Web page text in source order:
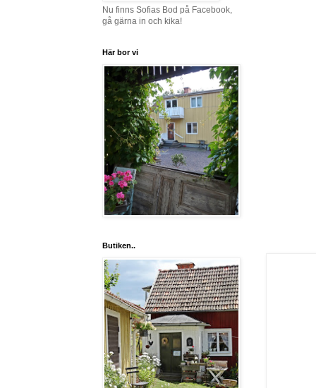
Nu finns Sofias Bod på Facebook,
gå gärna in och kika!
Här bor vi
Butiken..